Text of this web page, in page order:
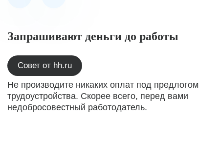
Запрашивают деньги до работы
Совет от hh.ru
Не производите никаких оплат под предлогом
трудоустройства. Скорее всего, перед вами
недобросовестный работодатель.